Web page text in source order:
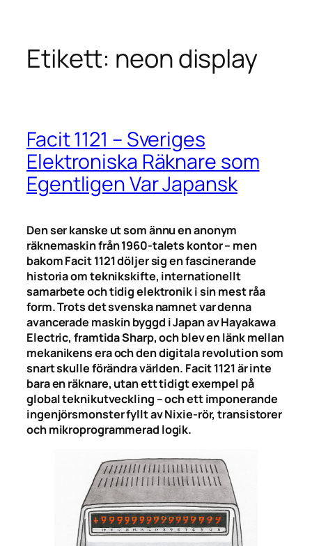
Etikett: neon display
Facit 1121 – Sveriges
Elektroniska Räknare som
Egentligen Var Japansk
Den ser kanske ut som ännu en anonym
räknemaskin från 1960-talets kontor – men
bakom Facit 1121 döljer sig en fascinerande
historia om teknikskifte, internationellt
samarbete och tidig elektronik i sin mest råa
form. Trots det svenska namnet var denna
avancerade maskin byggd i Japan av Hayakawa
Electric, framtida Sharp, och blev en länk mellan
mekanikens era och den digitala revolution som
snart skulle förändra världen. Facit 1121 är inte
bara en räknare, utan ett tidigt exempel på
global teknikutveckling – och ett imponerande
ingenjörsmonster fyllt av Nixie-rör, transistorer
och mikroprogrammerad logik.